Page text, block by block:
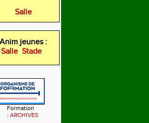
Salle
Anim jeunes :
Salle Stade
Formation
: ARCHIVES